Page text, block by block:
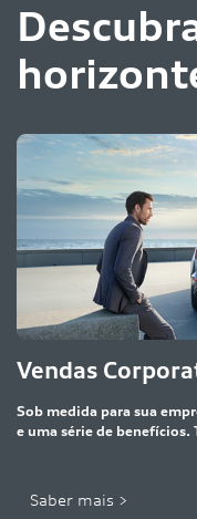
Vendas
Sob medida para sua
e uma série de benefícios.
Saber mais >